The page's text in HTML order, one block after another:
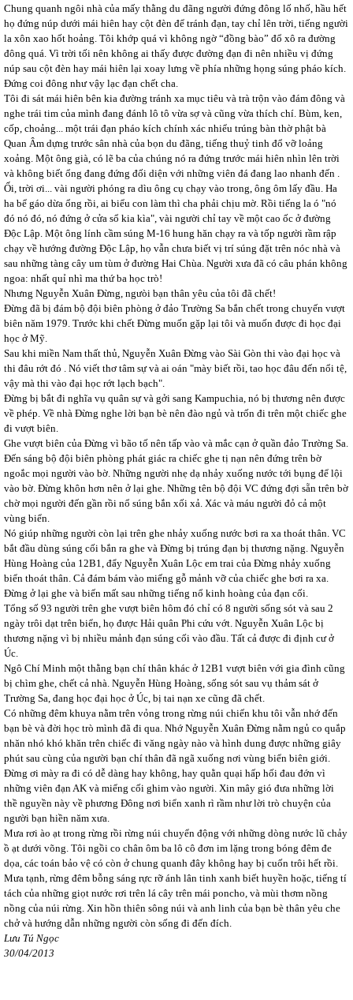
Chung quanh ngôi nhà của mấy thằng du đãng người đứng đông lố nhố, hầu hết
họ đứng núp dưới mái hiên hay cột đèn để tránh đạn, tay chỉ lên trời, tiếng người
la xôn xao hốt hoảng. Tôi khớp quá vì không ngờ “đồng bào” đổ xô ra đường
đông quá. Vì trời tối nên không ai thấy được đường đạn đi nên nhiều vị đứng
núp sau cột đèn hay mái hiên lại xoay lưng về phía những họng súng pháo kích.
Đứng coi đông như vậy lạc đạn chết cha.
Tôi đi sát mái hiên bên kia đường tránh xa mục tiêu và trà trộn vào đám đông và
nghe trái tim của mình đang đánh lô tô vừa sợ và cũng vừa thích chí. Bùm, ken,
cốp, choảng... một trái đạn pháo kích chính xác nhiểu trúng bàn thờ phật bà
Quan Âm dựng trước sân nhà của bọn du đãng, tiếng thuỷ tinh đổ vỡ loảng
xoảng. Một ông già, có lẽ ba của chúng nó ra đứng trước mái hiên nhìn lên trời
và không biết ổng đang đứng đối diện với những viên đá đang lao nhanh đến .
Ối, trời ơi... vài người phóng ra dìu ông cụ chạy vào trong, ông ôm lấy đầu. Ha
ha bể gáo dừa ổng rồi, ai biểu con làm thì cha phải chịu mờ. Rồi tiếng la ó "nó
đó nó đó, nó đứng ở cửa sổ kia kìa", vài người chỉ tay về một cao ốc ở đường
Độc Lập. Một ông lính cầm súng M-16 hung hăn chạy ra và tốp người rầm rập
chạy về hướng đường Độc Lập, họ vẫn chưa biết vị trí súng đặt trên nóc nhà và
sau những tàng cây um tùm ở đường Hai Chùa. Người xưa đã có câu phán không
ngoa: nhất quỉ nhì ma thứ ba học trò!
Nhưng Nguyễn Xuân Đừng, ngưòi bạn thân yêu của tôi đã chết!
Đừng đã bị đám bộ đội biên phòng ở đảo Trường Sa bắn chết trong chuyến vượt
biên năm 1979. Trước khi chết Đừng muốn gặp lại tôi và muốn được đi học đại
học ở Mỹ.
Sau khi miền Nam thất thủ, Nguyễn Xuân Đừng vào Sài Gòn thi vào đại học và
thi đâu rớt đó . Nó viết thơ tâm sự và ai oán "mày biết rồi, tao học đâu đến nổi tệ,
vậy mà thi vào đại học rớt lạch bạch".
Đừng bị bắt đi nghĩa vụ quân sự và gởi sang Kampuchia, nó bị thương nên được
về phép. Về nhà Đừng nghe lời bạn bè nên đào ngủ và trốn đi trên một chiếc ghe
đi vượt biên.
Ghe vượt biên của Đừng vì bão tố nên tấp vào và mắc cạn ở quần đảo Trường Sa.
Đến sáng bộ đội biên phòng phát giác ra chiếc ghe tị nạn nên đứng trên bờ
ngoắc mọi người vào bờ. Những người nhẹ dạ nhảy xuống nước tới bụng để lội
vào bờ. Đừng khôn hơn nên ở lại ghe. Những tên bộ đội VC đứng đợi sẵn trên bờ
chờ mọi người đến gần rồi nổ súng bắn xối xả. Xác và máu người đỏ cả một
vùng biển.
Nó giúp những người còn lại trên ghe nhảy xuống nước bơi ra xa thoát thân. VC
bắt đầu dùng súng cối bắn ra ghe và Đừng bị trúng đạn bị thương nặng. Nguyễn
Hùng Hoàng của 12B1, đẩy Nguyễn Xuân Lộc em trai của Đừng nhảy xuống
biển thoát thân. Cả đám bám vào miếng gỗ mảnh vỡ của chiếc ghe bơi ra xa.
Đừng ở lại ghe và biến mất sau những tiếng nổ kinh hoàng của đạn cối.
Tổng số 93 người trên ghe vượt biên hôm đó chỉ có 8 người sống sót và sau 2
ngày trôi dạt trên biển, họ được Hải quân Phi cứu vớt. Nguyễn Xuân Lộc bị
thương nặng vì bị nhiều mảnh đạn súng cối vào đầu. Tất cả được đi định cư ở
Úc.
Ngô Chí Minh một thằng bạn chí thân khác ở 12B1 vượt biên với gia đình cũng
bị chìm ghe, chết cả nhà. Nguyễn Hùng Hoàng, sống sót sau vụ thảm sát ở
Trường Sa, đang học đại học ở Úc, bị tai nạn xe cũng đã chết.
Có những đêm khuya nằm trên vỏng trong rừng núi chiến khu tôi vẫn nhớ đến
bạn bè và đời học trò mình đã đi qua. Nhớ Nguyễn Xuân Đừng nằm ngủ co quắp
nhăn nhó khó khăn trên chiếc đi văng ngày nào và hình dung được những giây
phút sau cùng của người bạn chí thân đã ngã xuống nơi vùng biển biên giới.
Đừng ơi mày ra đi có dễ dàng hay không, hay quằn quại hấp hối đau đớn vì
những viên đạn AK và miểng cối ghim vào người. Xin mây gió đưa những lời
thề nguyền này về phương Đông nơi biển xanh rì rầm như lời trò chuyện của
người bạn hiền năm xưa.
Mưa rơi ào ạt trong rừng rồi rừng núi chuyển động với những dòng nước lũ chảy
ồ ạt dưới võng. Tôi ngồi co chân ôm ba lô cô đơn im lặng trong bóng đêm đe
dọa, các toán bảo vệ có còn ở chung quanh đây không hay bị cuốn trôi hết rồi.
Mưa tạnh, rừng đêm bỗng sáng rực rỡ ánh lân tinh xanh biết huyền hoặc, tiếng tí
tách của những giọt nước rơi trên lá cây trên mái poncho, và mùi thơm nồng
nồng của núi rừng. Xin hồn thiên sông núi và anh linh của bạn bè thân yêu che
chở và hướng dẫn những người còn sống đi đến đích.
Lưu Tú Ngọc
30/04/2013